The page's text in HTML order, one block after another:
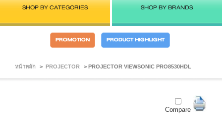
SHOP BY CATEGORIES SHOP BY BRANDS
PROMOTION PRODUCT HIGHLIGHT
หน้าหลัก > PROJECTOR > PROJECTOR VIEWSONIC PRO8530HDL
Compare